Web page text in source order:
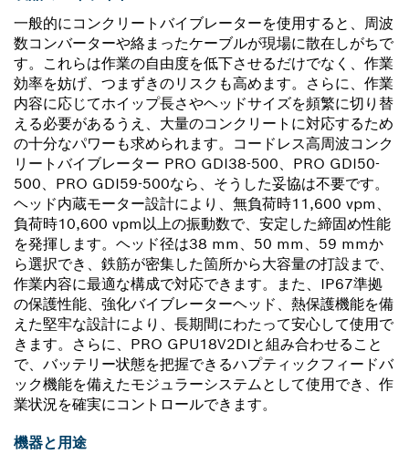
一般的にコンクリートバイブレーターを使用すると、周波
数コンバーターや絡まったケーブルが現場に散在しがちで
す。これらは作業の自由度を低下させるだけでなく、作業
効率を妨げ、つまずきのリスクも高めます。さらに、作業
内容に応じてホイップ長さやヘッドサイズを頻繁に切り替
える必要があるうえ、大量のコンクリートに対応するため
の十分なパワーも求められます。コードレス高周波コンク
リートバイブレーター PRO GDI38-500、PRO GDI50-
500、PRO GDI59-500なら、そうした妥協は不要です。
ヘッド内蔵モーター設計により、無負荷時11,600 vpm、
負荷時10,600 vpm以上の振動数で、安定した締固め性能
を発揮します。ヘッド径は38 mm、50 mm、59 mmか
ら選択でき、鉄筋が密集した箇所から大容量の打設まで、
作業内容に最適な構成で対応できます。また、IP67準拠
の保護性能、強化バイブレーターヘッド、熱保護機能を備
えた堅牢な設計により、長期間にわたって安心して使用で
きます。さらに、PRO GPU18V2DIと組み合わせること
で、バッテリー状態を把握できるハプティックフィードバ
ック機能を備えたモジュラーシステムとして使用でき、作
業状況を確実にコントロールできます。
機器と用途